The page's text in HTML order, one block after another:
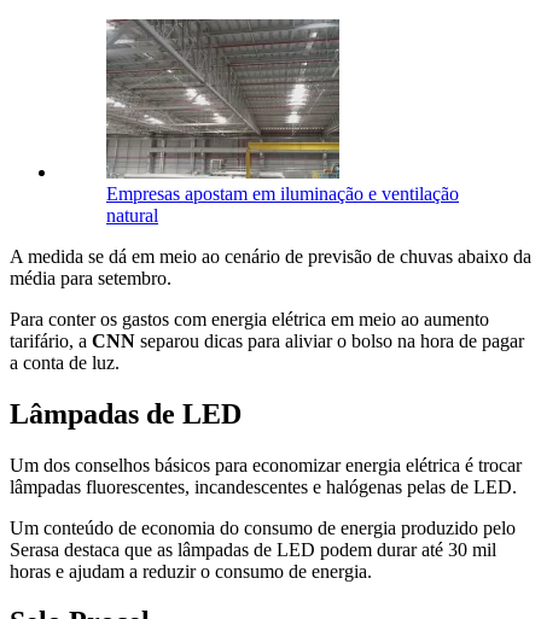
Empresas apostam em iluminação e ventilação
natural
A medida se dá em meio ao cenário de previsão de chuvas abaixo da
média para setembro.
Para conter os gastos com energia elétrica em meio ao aumento
tarifário, a CNN separou dicas para aliviar o bolso na hora de pagar
a conta de luz.
Lâmpadas de LED
Um dos conselhos básicos para economizar energia elétrica é trocar
lâmpadas fluorescentes, incandescentes e halógenas pelas de LED.
Um conteúdo de economia do consumo de energia produzido pelo
Serasa destaca que as lâmpadas de LED podem durar até 30 mil
horas e ajudam a reduzir o consumo de energia.